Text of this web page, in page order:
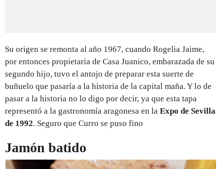
Su origen se remonta al año 1967, cuando Rogelia Jaime,
por entonces propietaria de Casa Juanico, embarazada de su
segundo hijo, tuvo el antojo de preparar esta suerte de
buñuelo que pasaría a la historia de la capital maña. Y lo de
pasar a la historia no lo digo por decir, ya que esta tapa
representó a la gastronomía aragonesa en la Expo de Sevilla
de 1992. Seguro que Curro se puso fino
Jamón batido